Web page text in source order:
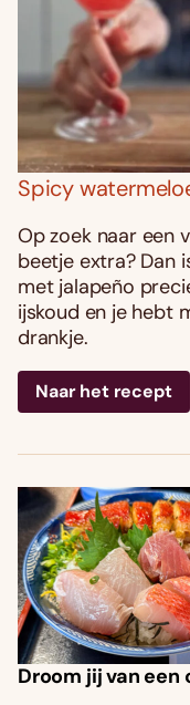
Spicy
Op zoek naar een
beetje extra? Dan
met jalapeño
ijskoud en je hebt
drankje.
Naar het recept
Droom jij van